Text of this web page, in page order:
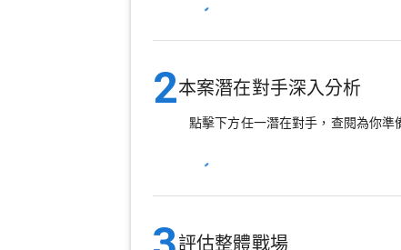
2本案潛在對手深入分析
點擊下方任一潛在對手，查閱為你準
評估整體戰場